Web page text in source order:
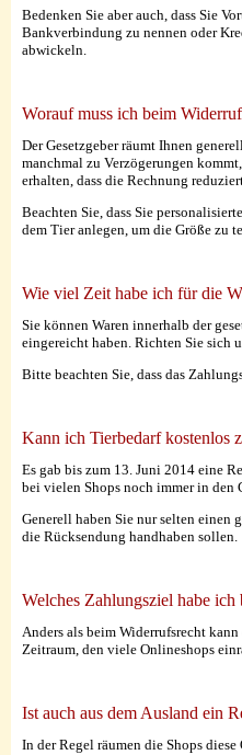
Bedenken Sie aber auch, dass Sie
Bankverbindung zu nennen oder
abwickeln.
Worauf muss ich beim
Der Gesetzgeber räumt Ihnen
manchmal zu Verzögerungen
erhalten, dass die Rechnung
Beachten Sie, dass Sie
dem Tier anlegen, um die Größe zu
Wie viel Zeit habe ich für die
Sie können Waren innerhalb der
eingereicht haben. Richten Sie sich
Bitte beachten Sie, dass das
Kann ich Tierbedarf kostenlos
Es gab bis zum 13. Juni 2014 eine
bei vielen Shops noch immer in den
Generell haben Sie nur selten einen
die Rücksendung handhaben sollen.
Welches Zahlungsziel habe
Anders als beim Widerrufsrecht
Zeitraum, den viele Onlineshops
Ist auch aus dem Ausland ein
In der Regel räumen die Shops